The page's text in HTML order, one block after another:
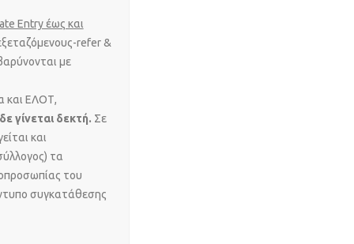
Entry έως και
refer &
με
και ΕΛΟΤ,
γίνεται δεκτή. Σε
και
τα
του
συγκατάθεσης